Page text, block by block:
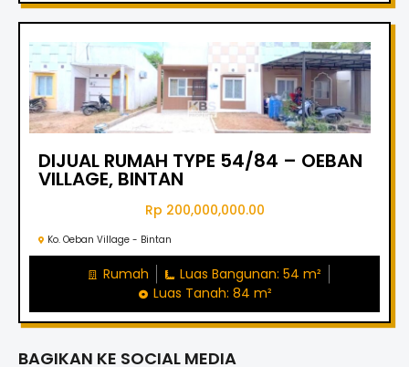
DIJUAL RUMAH TYPE 54/84 – OEBAN
VILLAGE, BINTAN
Rp 200,000,000.00
Ko. Oeban Village - Bintan
Rumah
Luas Bangunan: 54 m²
Luas Tanah: 84 m²
BAGIKAN KE SOCIAL MEDIA